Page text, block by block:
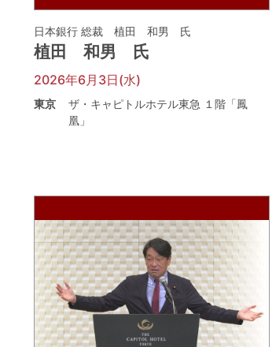
日本銀行 総裁 植田 和男 氏
植田 和男 氏
2026年6月3日(水)
東京
ザ・キャピトルホテル東急 １階「鳳
凰」